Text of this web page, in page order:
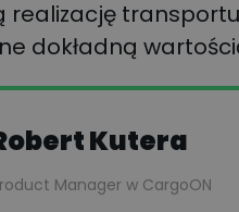
realizację
dokładną
Kutera
Manager w CargoON